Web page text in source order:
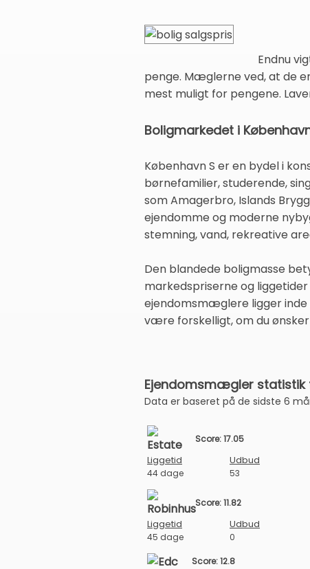
Endnu
penge. Mæglerne ved, at de
mest muligt for pengene.
Boligmarkedet i
København S er en bydel i
børnefamilier, studerende,
som Amagerbro, Islands
ejendomme og moderne
stemning, vand, rekreative
Den blandede boligmasse
markedspriserne og
ejendomsmæglere ligger
være forskelligt, om du
Ejendomsmægler statistik
Data er baseret på de sidste 6
Score: 17.05
Liggetid Udbud
44 dage 53
Score: 11.82
Liggetid Udbud
45 dage 0
Score: 12.8